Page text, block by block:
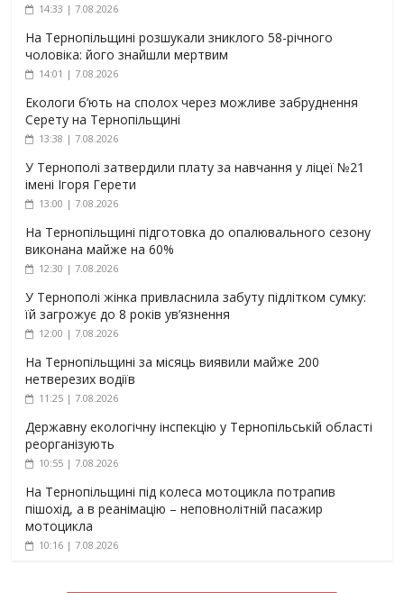
14:33 | 7.08.2026
На Тернопільщині розшукали зниклого 58-річного
чоловіка: його знайшли мертвим
14:01 | 7.08.2026
Екологи б’ють на сполох через можливе забруднення
Серету на Тернопільщині
13:38 | 7.08.2026
У Тернополі затвердили плату за навчання у ліцеї №21
імені Ігоря Герети
13:00 | 7.08.2026
На Тернопільщині підготовка до опалювального сезону
виконана майже на 60%
12:30 | 7.08.2026
У Тернополі жінка привласнила забуту підлітком сумку:
їй загрожує до 8 років ув’язнення
12:00 | 7.08.2026
На Тернопільщині за місяць виявили майже 200
нетверезих водіїв
11:25 | 7.08.2026
Державну екологічну інспекцію у Тернопільській області
реорганізують
10:55 | 7.08.2026
На Тернопільщині під колеса мотоцикла потрапив
пішохід, а в реанімацію – неповнолітній пасажир
мотоцикла
10:16 | 7.08.2026